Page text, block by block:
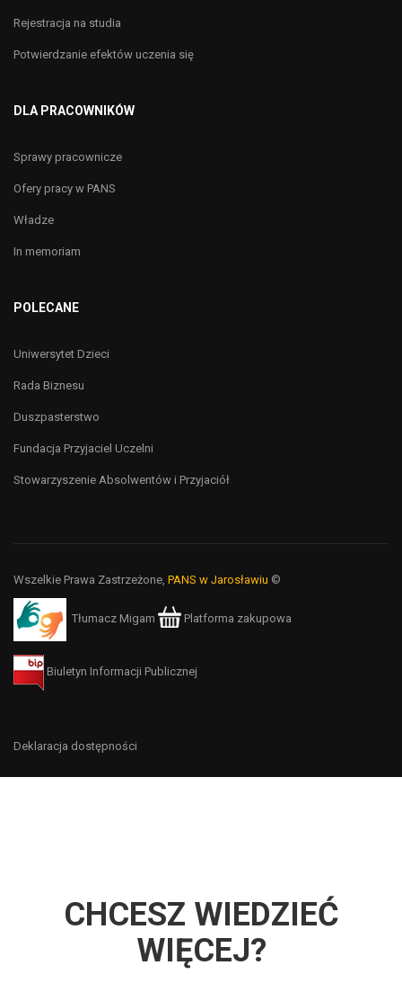
Rejestracja na studia
Potwierdzanie efektów uczenia się
DLA PRACOWNIKÓW
Sprawy pracownicze
Ofery pracy w PANS
Władze
In memoriam
POLECANE
Uniwersytet Dzieci
Rada Biznesu
Duszpasterstwo
Fundacja Przyjaciel Uczelni
Stowarzyszenie Absolwentów i Przyjaciół
Wszelkie Prawa Zastrzeżone, PANS w Jarosławiu ©
Tłumacz Migam Platforma zakupowa
Biuletyn Informacji Publicznej
Deklaracja dostępności
CHCESZ WIEDZIEĆ
WIĘCEJ?